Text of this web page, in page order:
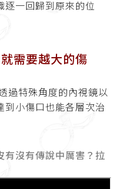
逐一回歸到原來的位
需要越大的傷
過特殊角度的內視鏡以
到小傷口也能各層次治
沒有傳說中厲害？拉